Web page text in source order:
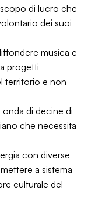
di lucro che
dei suoi
musica e
progetti
territorio e non
onda di decine di
che necessita
con diverse
a sistema
culturale del